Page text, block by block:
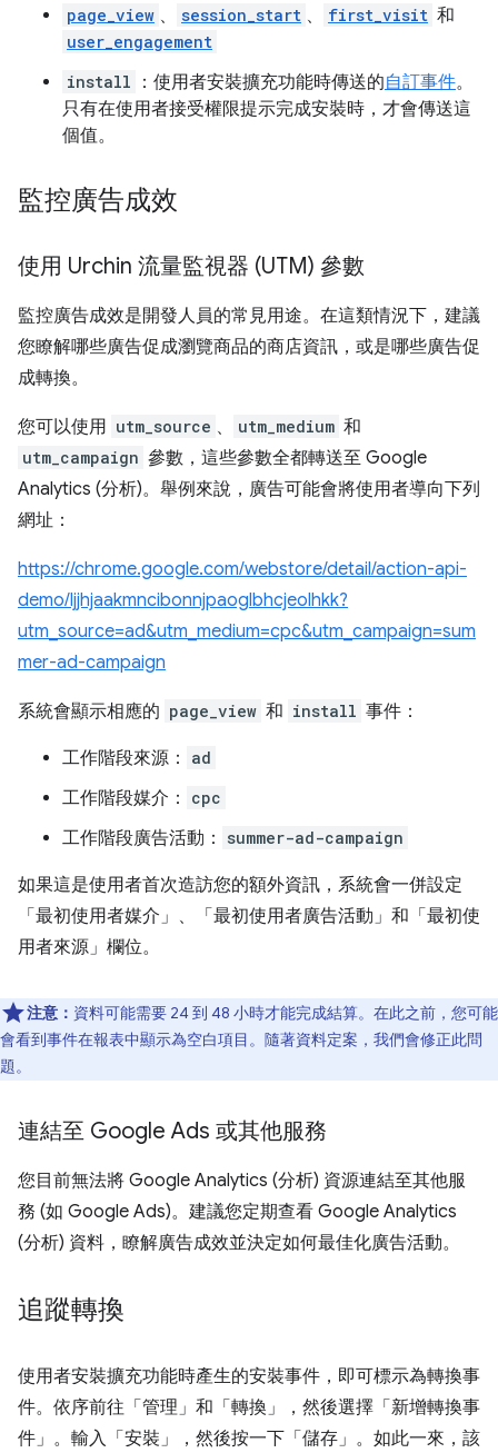
page_view 、 session_start 、 first_visit 和
user_engagement
install
：使用者安裝擴充功能時傳送的自訂事件。
只有在使用者接受權限提示完成安裝時，才會傳送這
個值。
監控廣告成效
使用 Urchin 流量監視器 (UTM) 參數
監控廣告成效是開發人員的常見用途。在這類情況下，建議
您瞭解哪些廣告促成瀏覽商品的商店資訊，或是哪些廣告促
成轉換。
您可以使用 utm_source 、 utm_medium 和
utm_campaign 參數，這些參數全都轉送至 Google
Analytics (分析)。舉例來說，廣告可能會將使用者導向下列
網址：
https://chrome.google.com/webstore/detail/action-api-
demo/ljjhjaakmncibonnjpaoglbhcjeolhkk?
utm_source=ad&utm_medium=cpc&utm_campaign=sum
mer-ad-campaign
系統會顯示相應的 page_view 和 install 事件：
工作階段來源： ad
工作階段媒介： cpc
工作階段廣告活動： summer-ad-campaign
如果這是使用者首次造訪您的額外資訊，系統會一併設定
「最初使用者媒介」、「最初使用者廣告活動」和「最初使
用者來源」欄位。
注意： 資料可能需要 24 到 48 小時才能完成結算。在此之前，您可能
會看到事件在報表中顯示為空白項目。隨著資料定案，我們會修正此問
題。
連結至 Google Ads 或其他服務
您目前無法將 Google Analytics (分析) 資源連結至其他服
務 (如 Google Ads)。建議您定期查看 Google Analytics
(分析) 資料，瞭解廣告成效並決定如何最佳化廣告活動。
追蹤轉換
使用者安裝擴充功能時產生的安裝事件，即可標示為轉換事
件。依序前往「管理」 和「轉換」
，然後選擇「新增轉換事
件」 。輸入「安裝」，然後按一下「儲存」 。如此一來，該